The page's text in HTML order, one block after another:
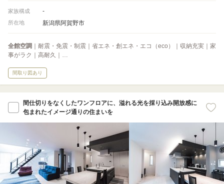
家族構成 -
所在地 新潟県阿賀野市
全館空調 ｜耐震・免震・制震｜省エネ・創エネ・エコ（eco）｜収納充実｜家
事がラク｜高耐久｜…
間取り図あり
間仕切りをなくしたワンフロアに、溢れる光を採り込み開放感に
包まれたイメージ通りの住まいを